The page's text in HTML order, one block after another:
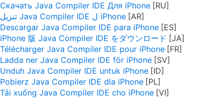
Скачать Java Compiler IDE Для iPhone
تنزيل Java Compiler IDE ل iPhone
Descargar Java Compiler IDE para iPhone
iPhone 版 Java Compiler IDE をダウンロード
Télécharger Java Compiler IDE pour iPhone
Ladda ner Java Compiler IDE för iPhone
Unduh Java Compiler IDE untuk iPhone
Pobierz Java Compiler IDE dla iPhone
Tải xuống Java Compiler IDE cho iPhone